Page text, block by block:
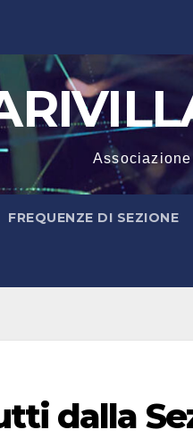
FREQUENZE DI SEZIONE
dalla